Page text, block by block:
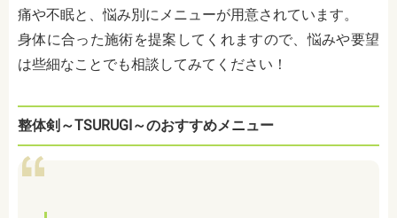
痛や不眠と、悩み別にメニューが用意されています。
身体に合った施術を提案してくれますので、悩みや要望
は些細なことでも相談してみてください！
整体剣～TSURUGI～のおすすめメニュー